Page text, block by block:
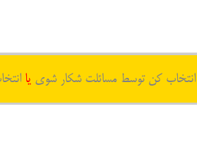
انتخاب کن توسط مسائلت شکار شوی یا